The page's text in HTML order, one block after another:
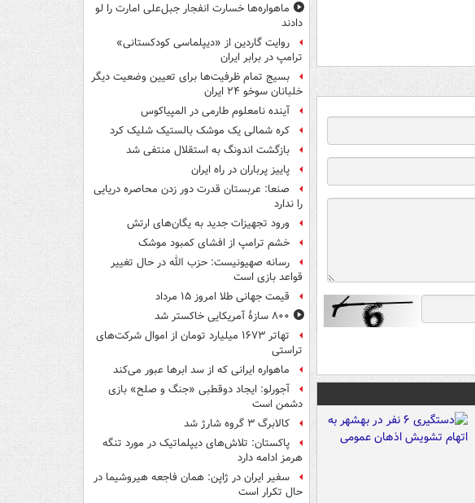
ماهواره‌ها خسارت انفجار جبل‌علی امارت را لو
دادند
روایت گاردین از «دیپلماسی کودکستانی»
ترامپ در برابر ایران
بسیج تمام ظرفیت‌ها برای تعیین وضعیت دیگر
خلبانان سوخو ۲۴ ایران
آینده نامعلوم طارمی در المپیاکوس
کره شمالی یک موشک بالستیک شلیک کرد
بازگشت اندونگ به استقلال منتفی شد
پاییز پرباران در راه ایران
صنعا: عربستان قدرت دور زدن محاصره دریایی
را ندارد
ورود تجهیزات جدید به یگان‌های ارتش
خشم ترامپ از افشای کمبود موشک
رسانه صهیونیست: حزب الله در حال تغییر
قواعد بازی است
قیمت جهانی طلا امروز ۱۵ مرداد
۸۰۰ سازۀ آمریکایی خاکستر شد
تهاتر ۱۶۷۳ میلیارد تومان از اموال شرکت‌های
تراستی
ماهواره ایرانی که از سد ابرها عبور می‌کند
آجورلو: ایجاد دوقطبی «جنگ و صلح‌» بازی
دشمن است
کالابرگ ۳ گروه شارژ شد
پاکستان: تلاش‌های دیپلماتیک در مورد تنگه
هرمز ادامه دارد
سفیر ایران در ژاپن: همان فاجعه هیروشیما در
حال تکرار است